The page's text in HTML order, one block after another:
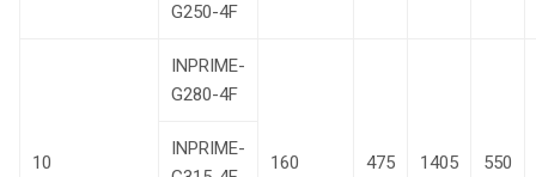
G250-4F
10
INPRIME-
G280-4F
160 475 1405 550
INPRIME-